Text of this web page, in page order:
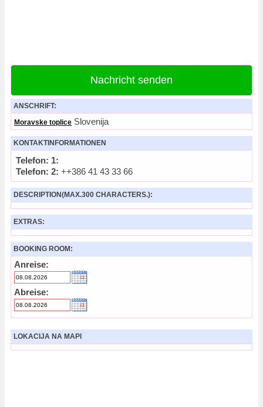
Nachricht senden
ANSCHRIFT:
Moravske toplice Slovenija
KONTAKTINFORMATIONEN
Telefon: 1:
Telefon: 2: ++386 41 43 33 66
DESCRIPTION(MAX.300 CHARACTERS.):
EXTRAS:
BOOKING ROOM:
Anreise:
Abreise:
LOKACIJA NA MAPI